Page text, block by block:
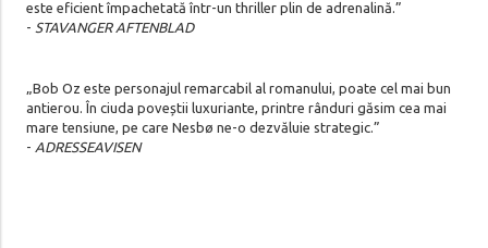
este eficient împachetată într-un thriller plin de adrenalină.”
- STAVANGER AFTENBLAD
„Bob Oz este personajul remarcabil al romanului, poate cel mai bun
antierou. În ciuda poveștii luxuriante, printre rânduri găsim cea mai
mare tensiune, pe care Nesbø ne-o dezvăluie strategic.”
- ADRESSEAVISEN